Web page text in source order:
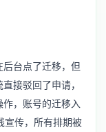
台点了迁移，但
接驳回了申请，
，账号的迁移入
宣传，所有排期被